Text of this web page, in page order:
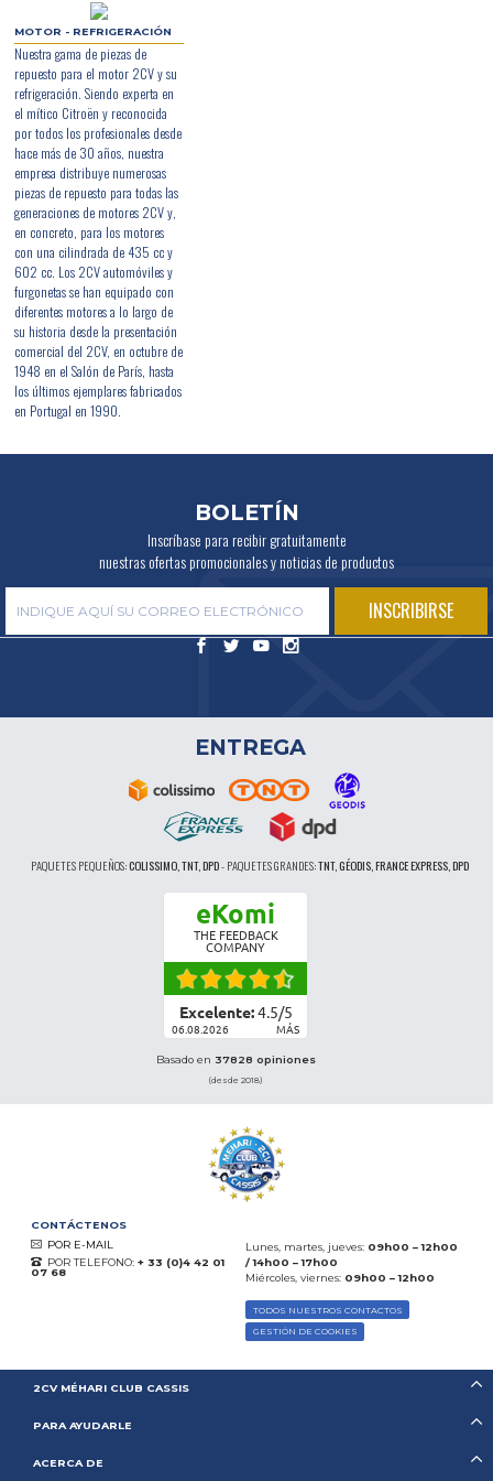
MOTOR - REFRIGERACIÓN
Nuestra gama de piezas de
repuesto para el motor 2CV y su
refrigeración. Siendo experta en
el mítico Citroën y reconocida
por todos los profesionales desde
hace más de 30 años, nuestra
empresa distribuye numerosas
piezas de repuesto para todas las
generaciones de motores 2CV y,
en concreto, para los motores
con una cilindrada de 435 cc y
602 cc. Los 2CV automóviles y
furgonetas se han equipado con
diferentes motores a lo largo de
su historia desde la presentación
comercial del 2CV, en octubre de
1948 en el Salón de París, hasta
los últimos ejemplares fabricados
en Portugal en 1990.
BOLETÍN
Inscríbase para recibir gratuitamente
nuestras ofertas promocionales y noticias de productos
ENTREGA
PAQUETES PEQUEÑOS:COLISSIMO, TNT, DPD-PAQUETES GRANDES:TNT, GÉODIS, FRANCE EXPRESS, DPD
eKomi
THE FEEDBACK
COMPANY
Excelente:4.5/5
06.08.2026 MÁS
Basado en 37828 opiniones
(desde 2018)
CONTÁCTENOS
POR E-MAIL
POR TELEFONO: + 33 (0)4 42 01
07 68
Lunes, martes, jueves: 09h00 – 12h00
/ 14h00 – 17h00
Miércoles, viernes: 09h00 – 12h00
TODOS NUESTROS CONTACTOS
GESTIÓN DE COOKIES
2CV MÉHARI CLUB CASSIS
PARA AYUDARLE
ACERCA DE